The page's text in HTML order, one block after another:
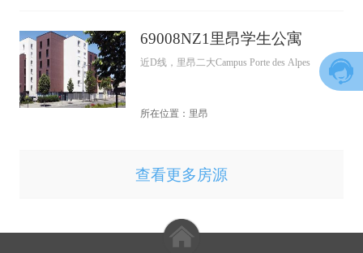
69008NZ1里昂学生公寓
近D线，里昂二大Campus Porte des Alpes
所在位置：里昂
查看更多房源